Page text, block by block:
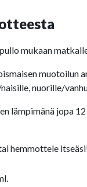
mukaan
muotoilun
nuorille/
lämpimänä jopa
hemmottele